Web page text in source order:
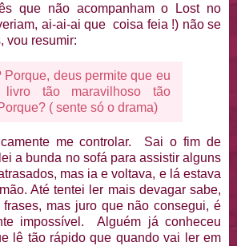
que não acompanham o Lost no
ai-ai-ai que coisa feia !) não se
vou resumir:
Porque, deus permite que eu
tão maravilhoso tão
( sente só o drama)
me controlar. Sai o fim de
a bunda no sofá para assistir alguns
mas ia e voltava, e lá estava
Até tentei ler mais devagar sabe,
mas juro que não consegui, é
impossível. Alguém já conheceu
lê tão rápido que quando vai ler em